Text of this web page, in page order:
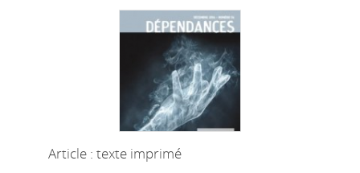
Article : texte imprimé